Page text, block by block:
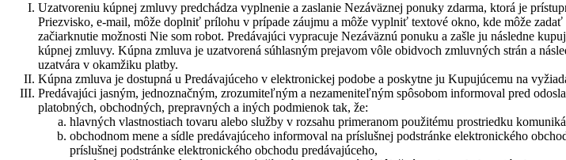
Uzatvoreniu kúpnej zmluvy predchádza vyplnenie a zaslanie Nezáväznej ponuky zdarma, ktorá je
Priezvisko, e-mail, môže doplniť prílohu v prípade záujmu a môže vyplniť textové okno, kde môže
začiarknutie možnosti Nie som robot. Predávajúci vypracuje Nezáväznú ponuku a zašle ju následne
kúpnej zmluvy. Kúpna zmluva je uzatvorená súhlasným prejavom vôle obidvoch zmluvných strán a
uzatvára v okamžiku platby.
Kúpna zmluva je dostupná u Predávajúceho v elektronickej podobe a poskytne ju Kupujúcemu na
Predávajúci jasným, jednoznačným, zrozumiteľným a nezameniteľným spôsobom informoval pred
platobných, obchodných, prepravných a iných podmienok tak, že:
hlavných vlastnostiach tovaru alebo služby v rozsahu primeranom použitému prostriedku
obchodnom mene a sídle predávajúceho informoval na príslušnej podstránke elektronického
príslušnej podstránke elektronického obchodu predávajúceho,